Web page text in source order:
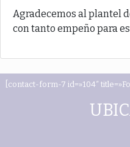
Agradecemos al plantel
con tanto empeño para
[contact-form-7 id=»104″